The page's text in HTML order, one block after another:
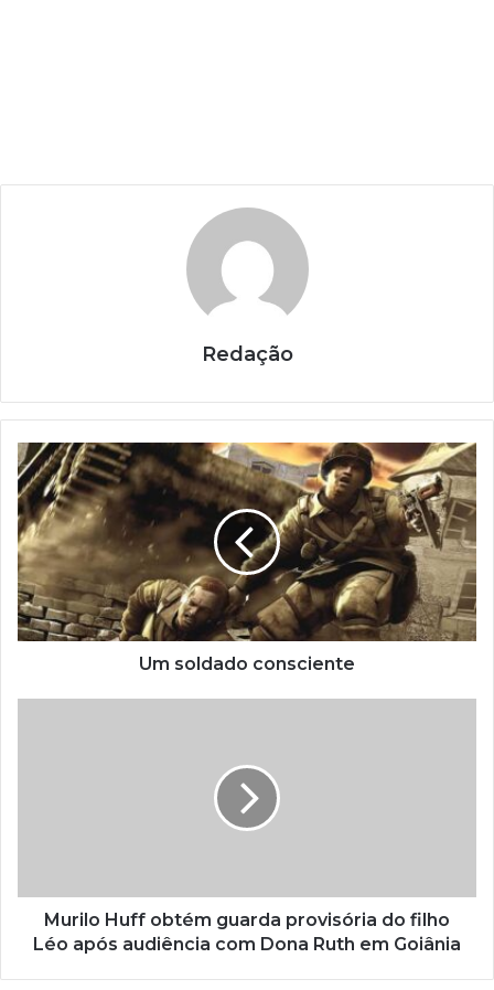
Redação
Um soldado consciente
Murilo Huff obtém guarda provisória do filho
Léo após audiência com Dona Ruth em Goiânia